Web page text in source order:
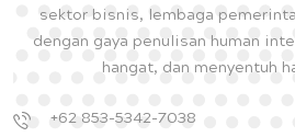
sektor bisnis, lembaga
dengan gaya penulisan human
hangat, dan menyentuh
+62 853-5342-7038